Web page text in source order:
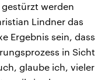
gestürzt werden
Lindner das
Ergebnis sein, dass
in Sicht
glaube ich, vieler